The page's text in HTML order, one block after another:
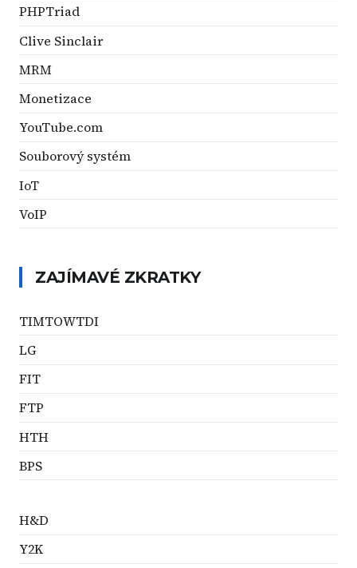
PHPTriad
Clive Sinclair
MRM
Monetizace
YouTube.com
Souborový systém
IoT
VoIP
ZAJÍMAVÉ ZKRATKY
TIMTOWTDI
LG
FIT
FTP
HTH
BPS
H&D
Y2K